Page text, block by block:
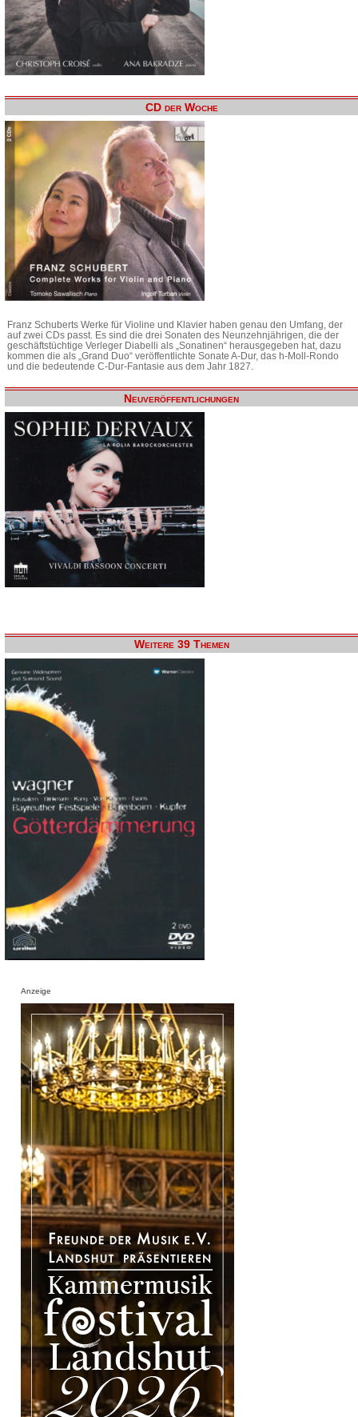
CD der Woche
Franz Schuberts Werke für Violine und Klavier haben genau den Umfang, der
auf zwei CDs passt. Es sind die drei Sonaten des Neunzehnjährigen, die der
geschäftstüchtige Verleger Diabelli als „Sonatinen“ herausgegeben hat, dazu
kommen die als „Grand Duo“ veröffentlichte Sonate A-Dur, das h-Moll-Rondo
und die bedeutende C-Dur-Fantasie aus dem Jahr 1827.
Neuveröffentlichungen
Weitere 39 Themen
Anzeige